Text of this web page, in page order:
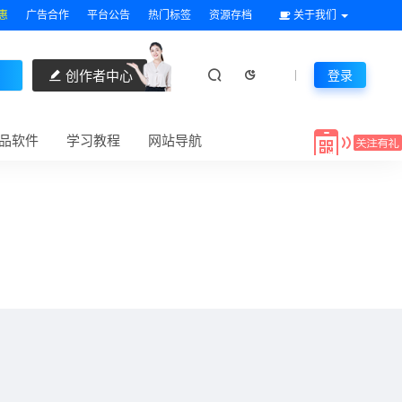
广告合作 平台公告 热门标签 资源存档 关于我们
创作者中心 登录
软件 学习教程 网站导航